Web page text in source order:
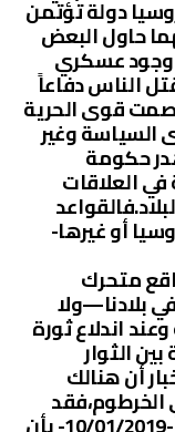
دولة تؤتمن
حاول البعض
وجود عسكري
الناس دفاعاً
قوى الحرية
السياسة وغير
حكومة
في العلاقات
أو غيرها-
متحرك
بلادنا—ولا
اندلاع ثورة
الثوار
أن هنالك